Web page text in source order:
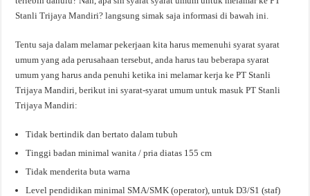
Stanli Trijaya Mandiri? langsung simak saja informasi di bawah ini.
Tentu saja dalam melamar pekerjaan kita harus memenuhi syarat syarat
umum yang ada perusahaan tersebut, anda harus tau beberapa syarat
umum yang harus anda penuhi ketika ini melamar kerja ke PT Stanli
Trijaya Mandiri, berikut ini syarat-syarat umum untuk masuk PT Stanli
Trijaya Mandiri:
Tidak bertindik dan bertato dalam tubuh
Tinggi badan minimal wanita / pria diatas 155 cm
Tidak menderita buta warna
Level pendidikan minimal SMA/SMK (operator), untuk D3/S1 (staf)